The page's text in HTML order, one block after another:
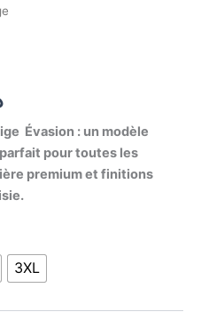
Évasion : un modèle
pour toutes les
premium et finitions
3XL